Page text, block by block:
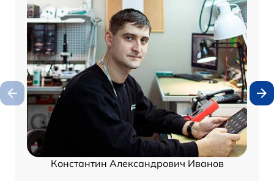
Константин Александрович Иванов